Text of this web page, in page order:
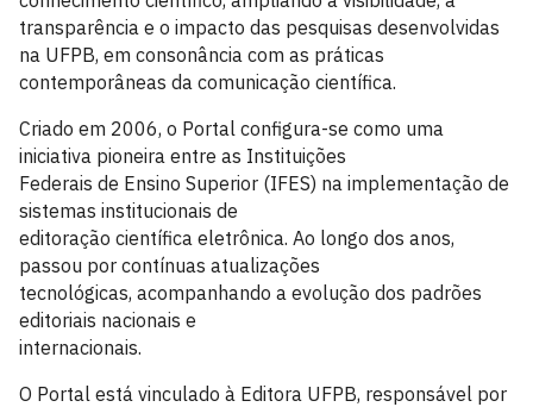
transparência e o impacto das pesquisas desenvolvidas
na UFPB, em consonância com as práticas
contemporâneas da comunicação científica.
Criado em 2006, o Portal configura-se como uma
iniciativa pioneira entre as Instituições
Federais de Ensino Superior (IFES) na implementação de
sistemas institucionais de
editoração científica eletrônica. Ao longo dos anos,
passou por contínuas atualizações
tecnológicas, acompanhando a evolução dos padrões
editoriais nacionais e
internacionais.
O Portal está vinculado à Editora UFPB, responsável por